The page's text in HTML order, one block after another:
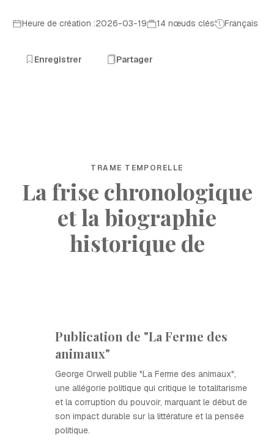
Heure de création :2026-03-19 14 nœuds clés Français
Enregistrer Partager
TRAME TEMPORELLE
La frise chronologique
et la biographie
historique de
Publication de "La Ferme des
animaux"
George Orwell publie "La Ferme des animaux",
une allégorie politique qui critique le totalitarisme
et la corruption du pouvoir, marquant le début de
son impact durable sur la littérature et la pensée
politique.